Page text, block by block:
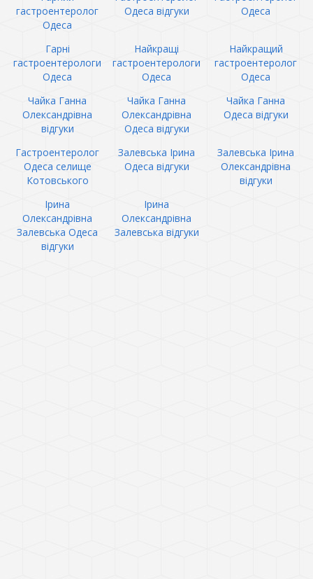
гастроентеролог
Одеса
Одеса відгуки
Одеса
Гарні
гастроентерологи
Одеса
Найкращі
гастроентерологи
Одеса
Найкращий
гастроентеролог
Одеса
Чайка Ганна
Олександрівна
відгуки
Чайка Ганна
Олександрівна
Одеса відгуки
Чайка Ганна
Одеса відгуки
Гастроентеролог
Одеса селище
Котовського
Залевська Ірина
Одеса відгуки
Залевська Ірина
Олександрівна
відгуки
Ірина
Олександрівна
Залевська Одеса
відгуки
Ірина
Олександрівна
Залевська відгуки